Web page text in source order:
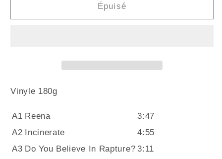
SONIC
SONIC
Épuisé
Vinyle 180g
A1 Reena
3:47
A2 Incinerate
4:55
A3 Do You Believe In Rapture? 3:11